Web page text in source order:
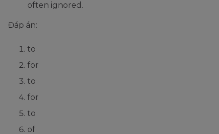
often ignored.
Đáp án:
to
for
to
for
to
of